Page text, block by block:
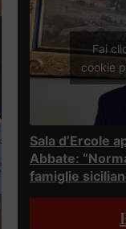
Fai
cookie
Sala d’Ercole
Abbate:
famiglie